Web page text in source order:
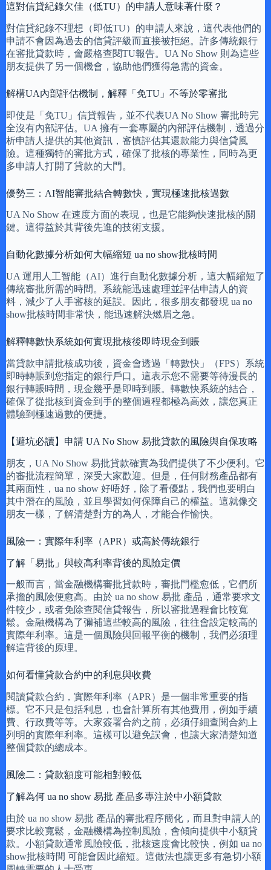
這對信貸紀錄欠佳（低TU）的申請人意味著什麼？
對信貸紀錄不理想（即低TU）的申請人來說，這代表他們的
申請不會因為過去的信貸評級而直接被拒絕。許多傳統銀行
在審批貸款時，會嚴格查閱TU報告。UA No Show 則為這些
朋友提供了另一個機會，協助他們獲得急需的資金。
解構UA內部評估機制，解釋「免TU」不等於零審批
即使是「免TU」信貸報告，並不代表UA No Show 審批時完
全沒有內部評估。UA 擁有一套專屬的內部評估機制，透過分
析申請人提供的其他資訊，審慎評估其還款能力與信貸風
險。這種獨特的審批方式，確保了批核的專業性，同時為更
多申請人打開了貸款的大門。
優勢三：AI智能審批結合轉數快，實現極速批核過數
UA No Show 在速度方面的表現，也是它能夠快速批核的關
鍵。這得益於其背後先進的技術支援。
自動化數據分析如何大幅縮短 ua no show批核時間
UA 運用人工智能（AI）進行自動化數據分析，這大幅縮短了
傳統審批所需的時間。系統能迅速處理並評估申請人的資
料，減少了人手審核的延誤。因此，很多朋友都發現 ua no
show批核時間非常快，能迅速解決燃眉之急。
解釋轉數快系統如何實現批核後即時現金到賬
當貸款申請批核成功後，資金會透過「轉數快」（FPS）系統
即時轉賬到您指定的銀行戶口。這表示您不需要等待漫長的
銀行轉賬時間，現金幾乎是即時到賬。轉數快系統的結合，
確保了從批核到資金到手的整個過程都極為高效，讓您真正
體驗到極速過數的便捷。
【避坑必讀】申請 UA No Show 易批貸款的風險與自保攻略
朋友，UA No Show 易批貸款確實為我們提供了不少便利。它
的審批流程簡單，深受大家歡迎。但是，任何財務產品都有
其兩面性，ua no show 好唔好，除了看優點，我們也要明白
其中潛在的風險，並且學習如何保障自己的權益。這就像交
朋友一樣，了解清楚對方的為人，才能合作愉快。
風險一：實際年利率（APR）或高於傳統銀行
了解「易批」與較高利率背後的風險定價
一般而言，當金融機構審批貸款時，審批門檻愈低，它們所
承擔的風險便愈高。由於 ua no show 易批 產品，通常要求文
件較少，或者免除查閱信貸報告，所以審批過程會比較寬
鬆。金融機構為了彌補這些較高的風險，往往會設定較高的
實際年利率。這是一個風險與回報平衡的機制，我們必須理
解這背後的原理。
如何看懂貸款合約中的利息與收費
閱讀貸款合約，實際年利率（APR）是一個非常重要的指
標。它不只是包括利息，也會計算所有其他費用，例如手續
費、行政費等等。大家簽署合約之前，必須仔細查閱合約上
列明的實際年利率。這樣可以避免誤會，也讓大家清楚知道
整個貸款的總成本。
風險二：貸款額度可能相對較低
了解為何 ua no show 易批 產品多專注於中小額貸款
由於 ua no show 易批 產品的審批程序簡化，而且對申請人的
要求比較寬鬆，金融機構為控制風險，會傾向提供中小額貸
款。小額貸款通常風險較低，批核速度會比較快，例如 ua no
show批核時間 可能會因此縮短。這做法也讓更多有急切小額